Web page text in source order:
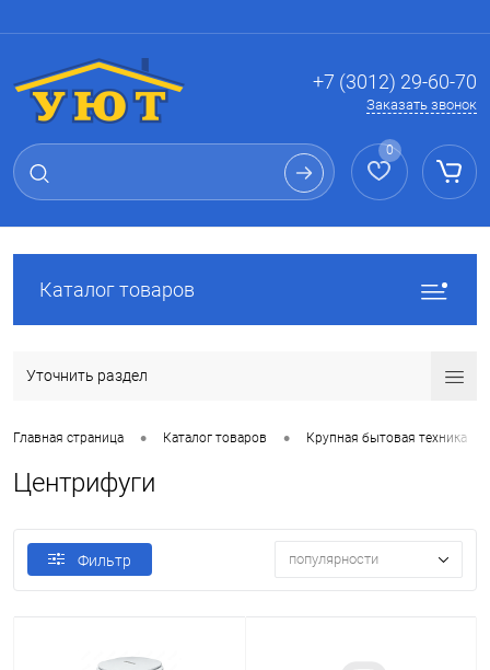
+7 (3012) 29-60-70
Заказать звонок
0
Каталог товаров
Уточнить раздел
Главная страница • Каталог товаров • Крупная бытовая техника
Центрифуги
Фильтр популярности